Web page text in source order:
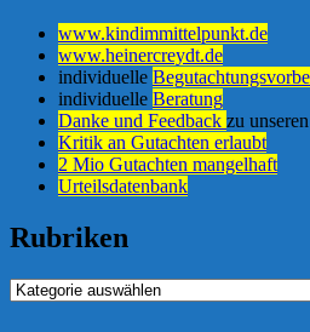
www.kindimmittelpunkt.de
www.heinercreydt.de
individuelle
individuelle Beratung
Danke und Feedback zu
Kritik an Gutachten erlaubt
2 Mio Gutachten mangelhaft
Urteilsdatenbank
Rubriken
Rubriken